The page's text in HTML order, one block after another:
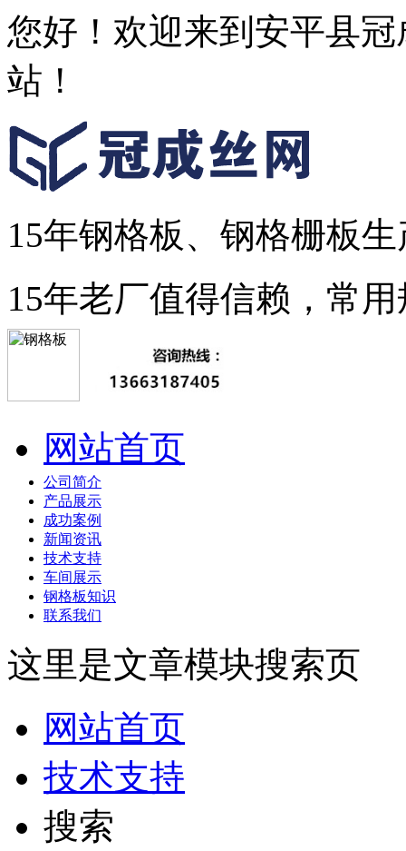
您好！欢迎来到安平县
站！
15年钢格板、钢格栅板
15年老厂值得信赖，常
网站首页
公司简介
产品展示
成功案例
新闻资讯
技术支持
车间展示
钢格板知识
联系我们
这里是文章模块搜索页
网站首页
技术支持
搜索